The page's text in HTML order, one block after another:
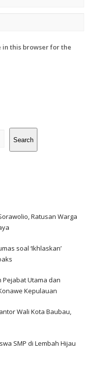
in this browser for the
Search
Ratusan Warga
soal ‘Ikhlaskan’
Pejabat Utama dan
Kepulauan
Wali Kota Baubau,
SMP di Lembah Hijau